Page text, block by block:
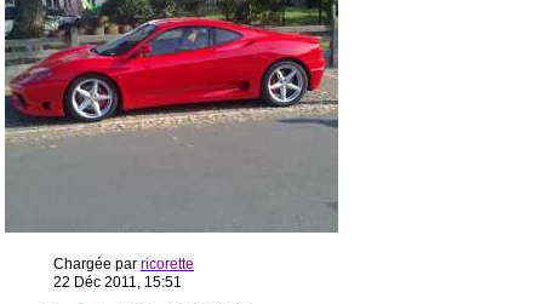
Chargée par ricorette
22 Déc 2011, 15:51